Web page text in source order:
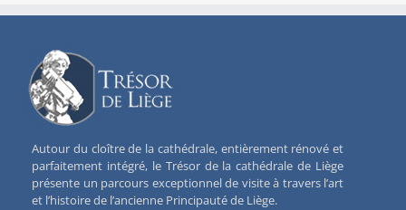
Autour du cloître de la cathédrale, entièrement rénové et
parfaitement intégré, le Trésor de la cathédrale de Liège
présente un parcours exceptionnel de visite à travers l’art
et l’histoire de l’ancienne Principauté de Liège.